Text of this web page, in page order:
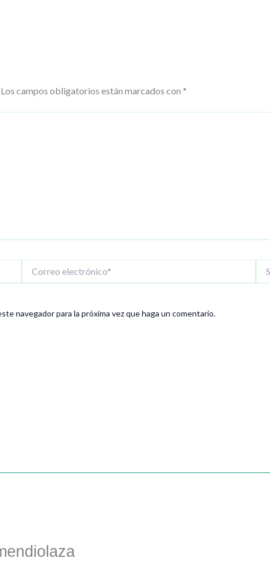
Los campos obligatorios están marcados con *
electrónico*
navegador para la próxima vez que haga un comentario.